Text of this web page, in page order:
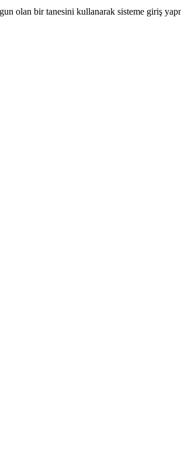
olan bir tanesini kullanarak sisteme giriş